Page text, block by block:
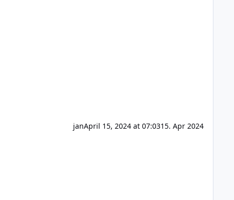
janApril 15, 2024 at 07:0315. Apr 2024